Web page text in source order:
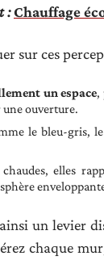
:Chauffage
sur ces
un espace,
ouverture.
le bleu-gris,
elles
un levier
chaque